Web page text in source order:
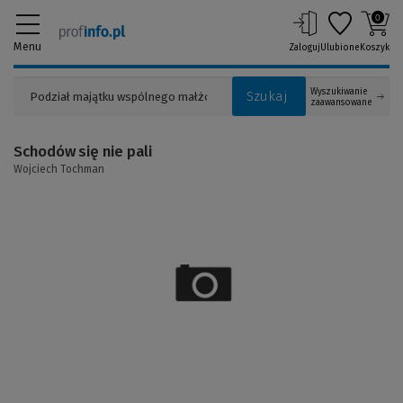
Menu
Szukaj
Wyszukiwanie
zaawansowane
ZalogujUlubione
0
Koszyk
Schodów się nie pali
Wojciech Tochman